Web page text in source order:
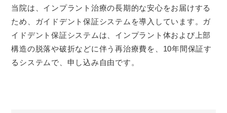
当院は、インプラント治療の長期的な安心をお届けする
ため、ガイドデント保証システムを導入しています。ガ
イドデント保証システムは、インプラント体および上部
構造の脱落や破折などに伴う再治療費を、10年間保証す
るシステムで、申し込み自由です。